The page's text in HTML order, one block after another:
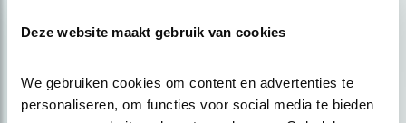
Deze website maakt gebruik van cookies
We gebruiken cookies om content en advertenties te
personaliseren, om functies voor social media te bieden